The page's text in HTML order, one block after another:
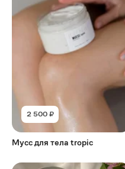
2 500 ₽
Мусс для тела tropic